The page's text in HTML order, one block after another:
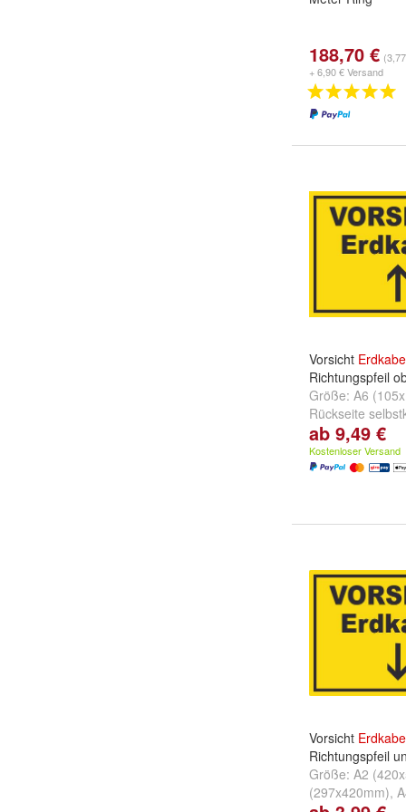
188,70 €
+ 6,90 € Versand
Vorsicht
Richtungspfeil
Größe: A6
Rückseite
(148x210mm)
ab 9,49 €
Kostenloser Versand
Vorsicht
Richtungspfeil
Größe: A2
(297x420mm),